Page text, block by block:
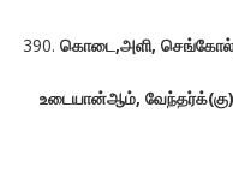
கொடை,அளி, செங்கோல்,
உடையான்ஆம்,